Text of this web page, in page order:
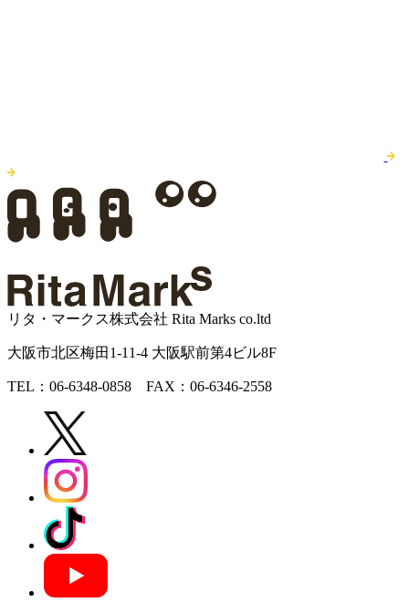
リタ・マークス株式会社 Rita Marks co.ltd
大阪市北区梅田1-11-4 大阪駅前第4ビル8F
TEL：06-6348-0858 FAX：06-6346-2558